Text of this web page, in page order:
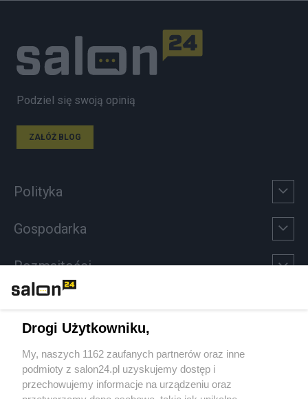
Podziel się swoją opinią
ZAŁÓŻ BLOG
Polityka
Gospodarka
Rozmaitości
Sport
Społeczeństwo
Drogi Użytkowniku,
My, naszych 1162 zaufanych partnerów oraz inne
podmioty z salon24.pl uzyskujemy dostęp i
przechowujemy informacje na urządzeniu oraz